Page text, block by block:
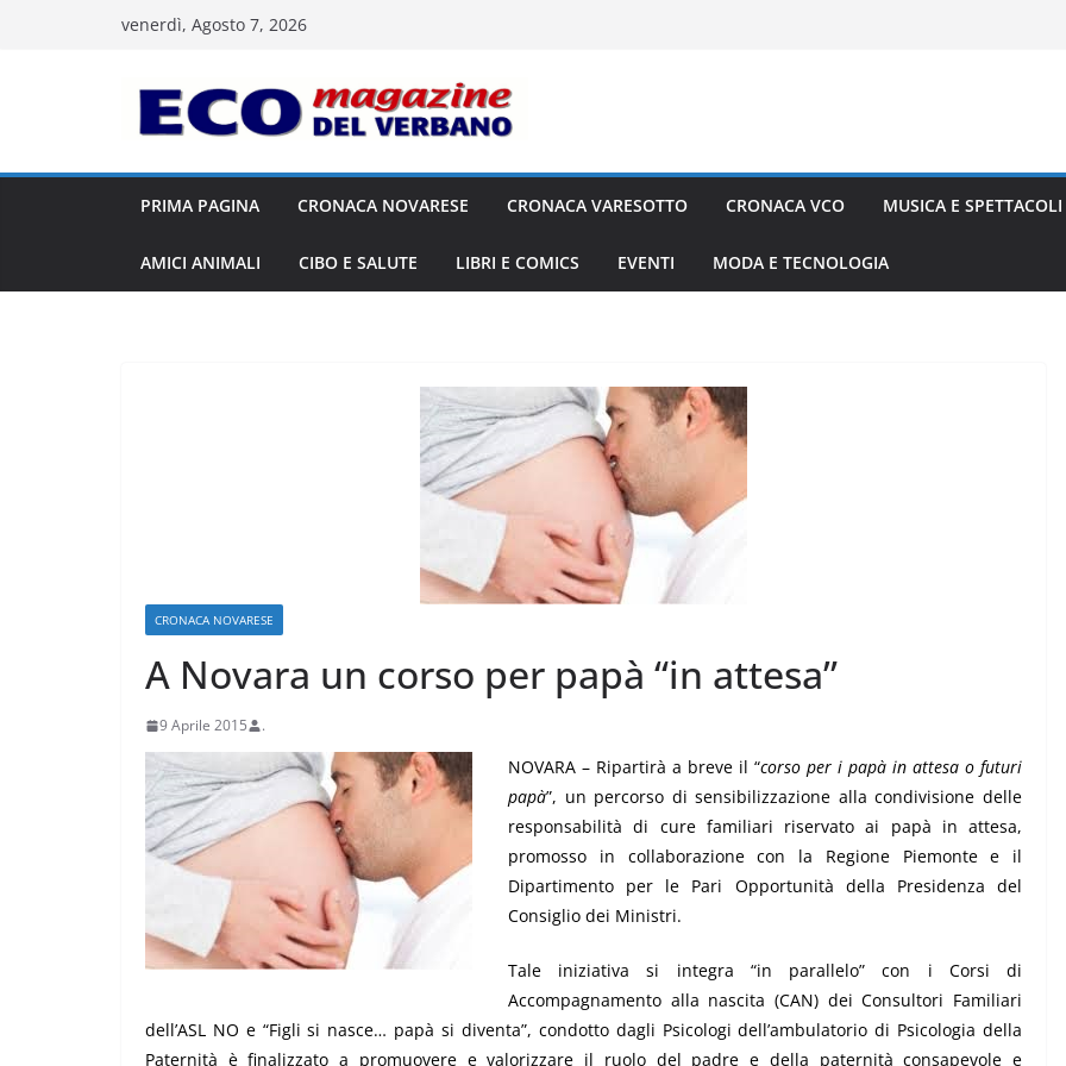
venerdì, Agosto 7, 2026
PRIMA PAGINA CRONACA NOVARESE CRONACA VARESOTTO CRONACA VCO MUSICA E SPETTACOLI
AMICI ANIMALI CIBO E SALUTE LIBRI E COMICS EVENTI MODA E TECNOLOGIA
CRONACA NOVARESE
A Novara un corso per papà “in attesa”
9 Aprile 2015 .
NOVARA – Ripartirà a breve il “corso per i papà in attesa o futuri
papà”, un percorso di sensibilizzazione alla condivisione delle
responsabilità di cure familiari riservato ai papà in attesa,
promosso in collaborazione con la Regione Piemonte e il
Dipartimento per le Pari Opportunità della Presidenza del
Consiglio dei Ministri.
Tale iniziativa si integra “in parallelo” con i Corsi di
Accompagnamento alla nascita (CAN) dei Consultori Familiari
dell’ASL NO e “Figli si nasce… papà si diventa”, condotto dagli Psicologi dell’ambulatorio di Psicologia della
Paternità è finalizzato a promuovere e valorizzare il ruolo del padre e della paternità consapevole e
CRONACA VARESOTTO
Stalle roventi, picchi fino
a 39 gradi
28 Luglio 2026
CRONACA NOVARESE CRONACA VCO
Le Imprese dell’Alto
Piemonte “tengono
botta”